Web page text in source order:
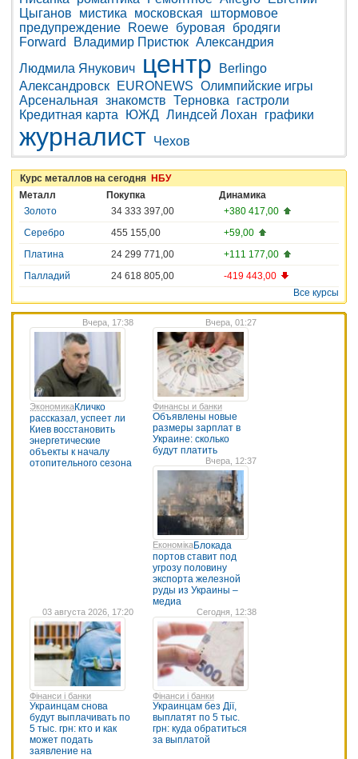
Цыганов
мистика московская
штормовое
предупреждение
Roewe буровая
бродяги
Forward
Владимир Пристюк Александрия
Людмила Янукович
центр
Berlingo
Александровск
EURONEWS Олимпийские игры
Арсенальная знакомств Терновка
гастроли
Кредитная карта
ЮЖД Линдсей Лохан графики
журналист Чехов
Курс металлов на сегодня НБУ
Металл
Покупка
Динамика
Золото
34 333 397,00
+380 417,00
Серебро
455 155,00
+59,00
Платина
24 299 771,00
+111 177,00
Палладий
24 618 805,00
-419 443,00
Все курсы
Вчера, 17:38
ЭкономикаКличко
рассказал, успеет ли
Киев восстановить
энергетические
объекты к началу
отопительного сезона
Вчера, 01:27
Финансы и банки
Объявлены новые
размеры зарплат в
Украине: сколько
будут платить
Вчера, 12:37
ЕкономікаБлокада
портов ставит под
угрозу половину
экспорта железной
руды из Украины –
медиа
03 августа 2026, 17:20
Фінанси і банки
Украинцам снова
будут выплачивать по
5 тыс. грн: кто и как
может подать
заявление на
Сегодня, 12:38
Фінанси і банки
Украинцам без Дії,
выплатят по 5 тыс.
грн: куда обратиться
за выплатой